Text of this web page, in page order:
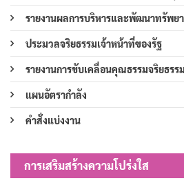
รายงานผลการบริหารและพัฒนาทรัพย
ประมวลจริยธรรมเจ้าหน้าที่ของรัฐ
รายงานการขับเคลื่อนคุณธรรมจริยธรรม
แผนอัตรากำลัง
คำสั่งแบ่งงาน
การเสริมสร้างความโปร่งใส